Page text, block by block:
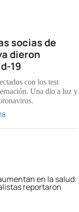
socias de
dieron
19
con los test
Una dio a luz y